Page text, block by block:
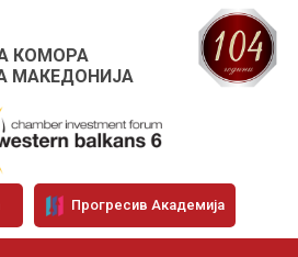
КОМОРА
МАКЕДОНИЈА
Прогресив Академија